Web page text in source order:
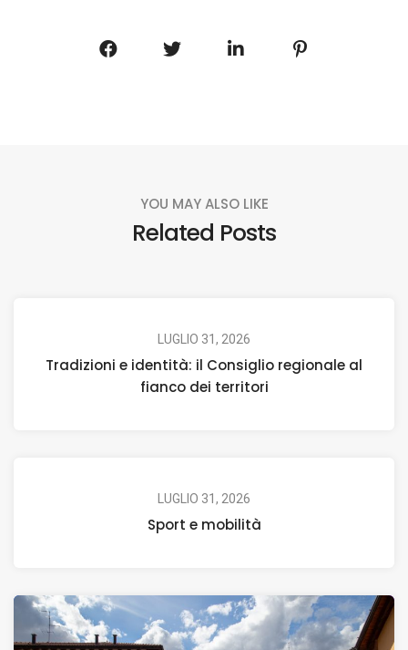
YOU MAY ALSO LIKE
Related Posts
LUGLIO 31, 2026
Tradizioni e identità: il Consiglio regionale al
fianco dei territori
LUGLIO 31, 2026
Sport e mobilità